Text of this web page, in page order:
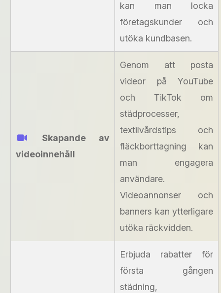
kan man locka
företagskunder och
utöka kundbasen.
Skapande av
videoinnehåll
Genom att posta
videor på YouTube
och TikTok om
städprocesser,
textilvårdstips och
fläckborttagning kan
man engagera
användare.
Videoannonser och
banners kan ytterligare
utöka räckvidden.
Erbjuda rabatter för
första gången
städning,